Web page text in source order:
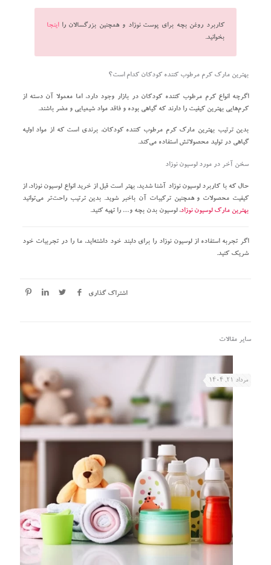
کاربرد روغن بچه برای پوست نوزاد و همچنین بزرگسالان رااینجا
بخوانید.
بهترین مارک کرم مرطوب کننده کودکان کدام است؟
اگرچه انواع کرم مرطوب کننده کودکان در بازار وجود دارد، اما معمولا آن دسته از
کرم‌هایی بهترین کیفیت را دارند که گیاهی بوده و فاقد مواد شیمیایی و مضر باشند.
بدین ترتیب بهترین مارک کرم مرطوب کننده کودکان، برندی است که از مواد اولیه
گیاهی در تولید محصولاتش استفاده می‌کند.
سخن آخر در مورد لوسیون نوزاد
حال که با کاربرد لوسیون نوزاد آشنا شدید، بهتر است قبل از خرید انواع لوسیون نوزاد، از
کیفیت محصولات و همچنین ترکیبات آن باخبر شوید. بدین ترتیب راحت‌تر می‌توانید
بهترین مارک لوسیون نوزاد، لوسیون بدن بچه و… را تهیه کنید.
اگر تجربه استفاده از لوسیون نوزاد را برای دلبند خود داشته‌اید، ما را در تجربیات خود
شریک کنید.
اشتراک گذاری
سایر مقالات
مرداد ۲۱, ۱۴۰۴